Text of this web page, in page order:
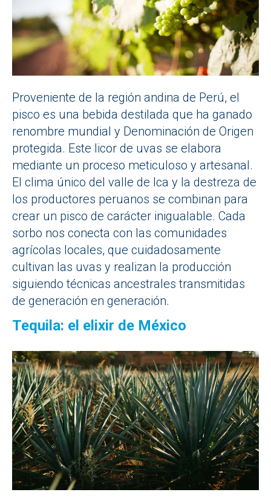
Proveniente de la región andina de Perú, el
pisco es una bebida destilada que ha ganado
renombre mundial y Denominación de Origen
protegida. Este licor de uvas se elabora
mediante un proceso meticuloso y artesanal.
El clima único del valle de Ica y la destreza de
los productores peruanos se combinan para
crear un pisco de carácter inigualable. Cada
sorbo nos conecta con las comunidades
agrícolas locales, que cuidadosamente
cultivan las uvas y realizan la producción
siguiendo técnicas ancestrales transmitidas
de generación en generación.
Tequila: el elixir de México